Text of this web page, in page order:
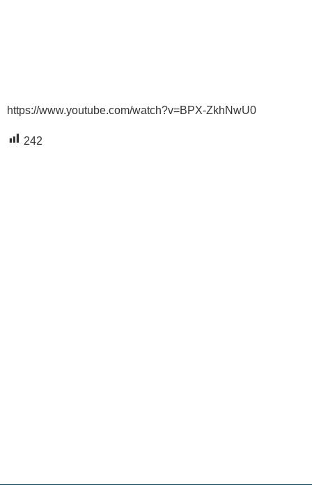
https://www.youtube.com/watch?v=BPX-ZkhNwU0
242